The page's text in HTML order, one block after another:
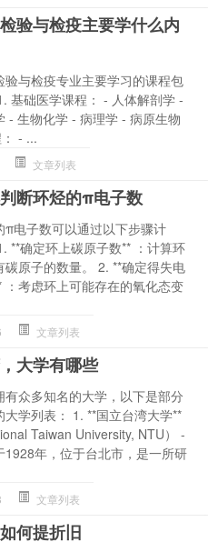
验与检疫主要学什么内
验与检疫专业主要学习的课程包
基础医学课程： - 人体解剖学 -
- 生物化学 - 病理学 - 病原生物
- ...
文章列表
断环烃的π电子数
π电子数可以通过以下步骤计
**确定环上碳原子数** ：计算环
碳原子的数量。 2. **确定得失电
：考虑环上可能存在的氧化态变
文章列表
大学有哪些
有众多知名的大学，以下是部分
大学列表： 1. **国立台湾大学**
Taiwan University, NTU） -
1928年，位于台北市，是一所研
文章列表
何提折旧